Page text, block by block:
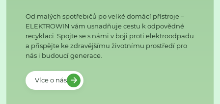
Od malých spotřebičů po velké domácí přístroje –
ELEKTROWIN vám usnadňuje cestu k odpovědné
recyklaci. Spojte se s námi v boji proti elektroodpadu
a přispějte ke zdravějšímu životnímu prostředí pro
nás i budoucí generace.
Více o nás